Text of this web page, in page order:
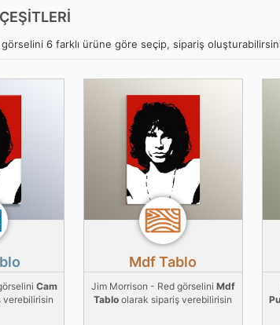
6 farklı ürüne göre seçip, sipariş
Cam
verebilirisin
Mdf Tablo
Jim Morrison - Red görselini Mdf
Tablo olarak sipariş verebilirisin